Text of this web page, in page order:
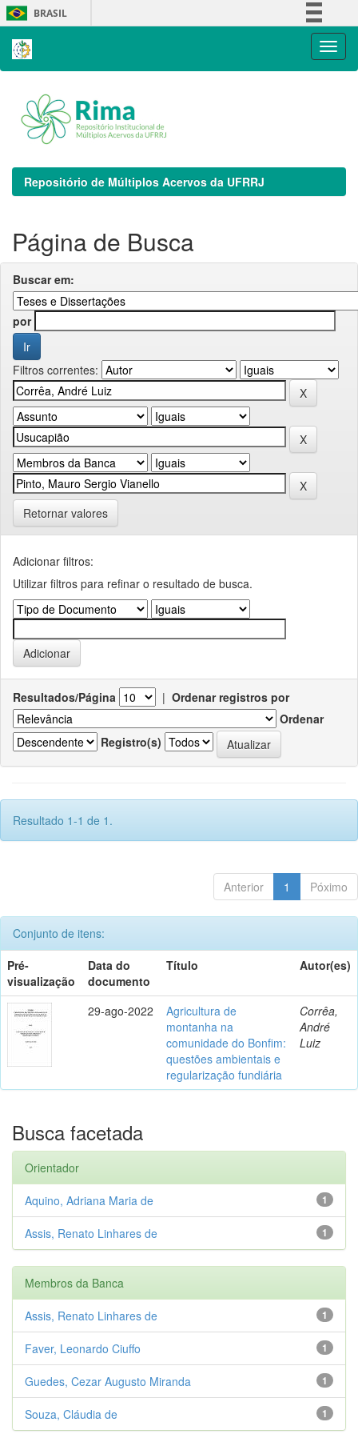
Skip
navigation
BRASIL
Repositório de Múltiplos Acervos da UFRRJ
Página de Busca
Buscar em:
por
Filtros correntes:
Retornar valores
Adicionar filtros:
Utilizar filtros para refinar o resultado de busca.
Resultados/Página | Ordenar registros por
Ordenar
Registro(s)
Resultado 1-1 de 1.
Anterior 1 Póximo
Conjunto de itens:
Pré-
visualização
Data do
documento
Título Autor(es)
29-ago-2022
Agricultura de
montanha na
comunidade do Bonfim:
questões ambientais e
regularização fundiária
Corrêa,
André
Luiz
Busca facetada
Orientador
1
Aquino, Adriana Maria de
1
Assis, Renato Linhares de
Membros da Banca
1
Assis, Renato Linhares de
1
Faver, Leonardo Ciuffo
1
Guedes, Cezar Augusto Miranda
1
Souza, Cláudia de